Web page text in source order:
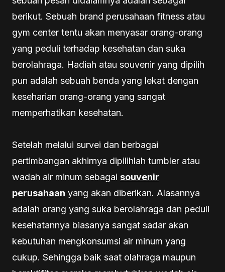
berikut. Sebuah brand perusahaan fitness atau
gym center tentu akan menyasar orang-orang
yang peduli terhadap kesehatan dan suka
berolahraga. Hadiah atau souvenir yang dipilih
pun adalah sebuah benda yang lekat dengan
keseharian orang-orang yang sangat
memperhatikan kesehatan.
Setelah melalui survei dan berbagai
pertimbangan akhirnya dipilihlah tumbler atau
wadah air minum sebagai souvenir
perusahaan yang akan diberikan. Alasannya
adalah orang yang suka berolahraga dan peduli
kesehatannya biasanya sangat sadar akan
kebutuhan mengkonsumsi air minum yang
cukup. Sehingga baik saat olahraga maupun